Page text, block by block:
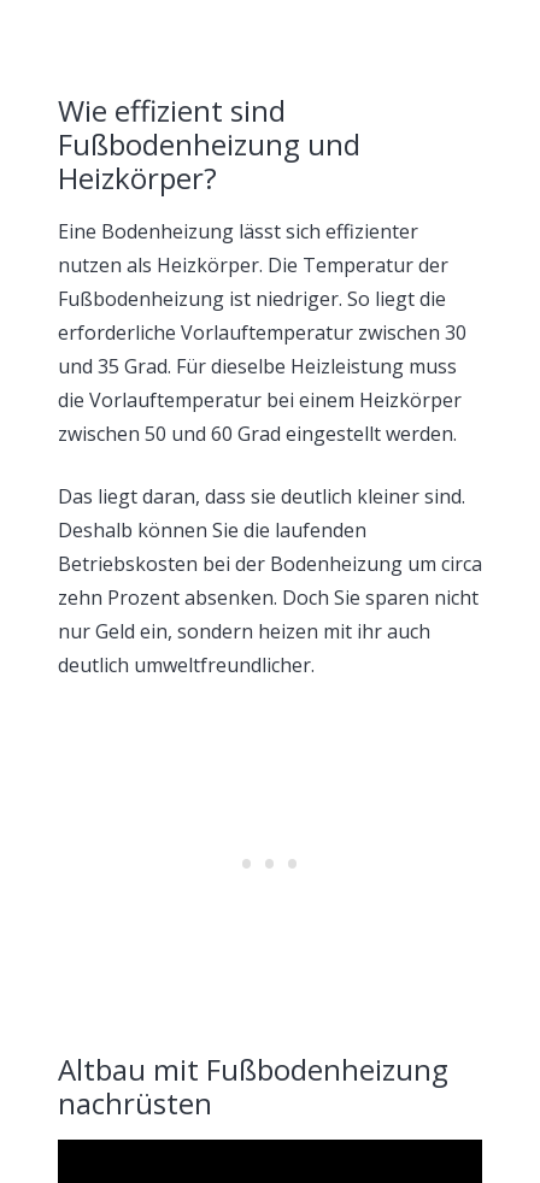
Wie effizient sind
Fußbodenheizung und
Heizkörper?
Eine Bodenheizung lässt sich effizienter
nutzen als Heizkörper. Die Temperatur der
Fußbodenheizung ist niedriger. So liegt die
erforderliche Vorlauftemperatur zwischen 30
und 35 Grad. Für dieselbe Heizleistung muss
die Vorlauftemperatur bei einem Heizkörper
zwischen 50 und 60 Grad eingestellt werden.
Das liegt daran, dass sie deutlich kleiner sind.
Deshalb können Sie die laufenden
Betriebskosten bei der Bodenheizung um circa
zehn Prozent absenken. Doch Sie sparen nicht
nur Geld ein, sondern heizen mit ihr auch
deutlich umweltfreundlicher.
Altbau mit Fußbodenheizung
nachrüsten